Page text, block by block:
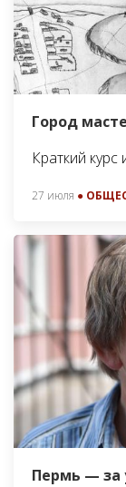
Город
Краткий
27 июля ●
Пермь — за